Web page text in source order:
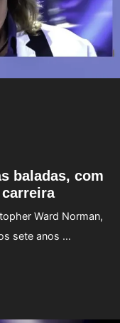
baladas, com
Ward Norman,
sete anos …